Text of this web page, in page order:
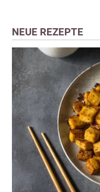
NEUE REZEPTE